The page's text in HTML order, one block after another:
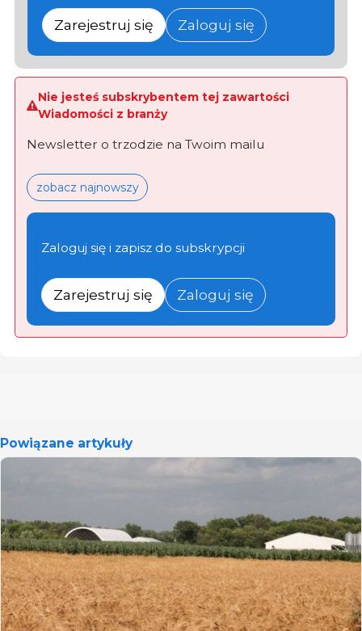
Zarejestruj się Zaloguj się
Nie jesteś subskrybentem tej zawartości
Wiadomości z branży
Newsletter o trzodzie na Twoim mailu
zobacz najnowszy
Zaloguj się i zapisz do subskrypcji
Zarejestruj się Zaloguj się
Powiązane artykuły